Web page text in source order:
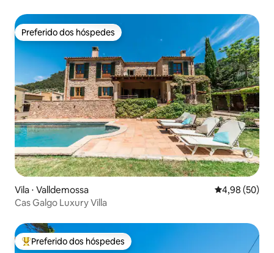
Preferido dos hóspedes
Preferido dos hóspedes
Vila ⋅ Valldemossa 4,98 de uma
4,98 (50)
Cas Galgo Luxury Villa
Entre os melhores preferidos dos hóspedes
Preferido dos hóspedes